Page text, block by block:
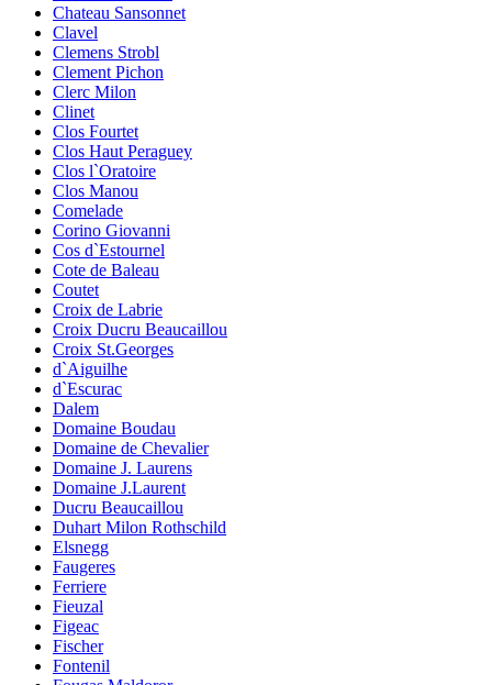
Chateau Sansonnet
Clavel
Clemens Strobl
Clement Pichon
Clerc Milon
Clinet
Clos Fourtet
Clos Haut Peraguey
Clos l`Oratoire
Clos Manou
Comelade
Corino Giovanni
Cos d`Estournel
Cote de Baleau
Coutet
Croix de Labrie
Croix Ducru Beaucaillou
Croix St.Georges
d`Aiguilhe
d`Escurac
Dalem
Domaine Boudau
Domaine de Chevalier
Domaine J. Laurens
Domaine J.Laurent
Ducru Beaucaillou
Duhart Milon Rothschild
Elsnegg
Faugeres
Ferriere
Fieuzal
Figeac
Fischer
Fontenil